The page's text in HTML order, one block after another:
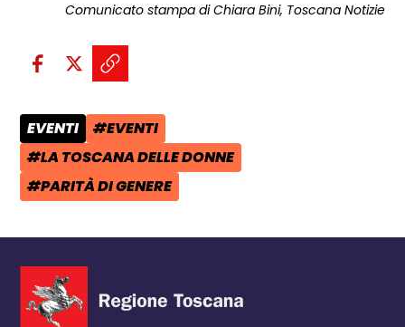
Comunicato stampa di Chiara Bini, Toscana Notizie
Condividi sui social:
Condividi su Facebook - apre
Condividi su X - apre una
Copia il link e condividi -
CATEGORIA POST:
EVENTI TAG:
#EVENTI
TAG:
#LA TOSCANA DELLE DONNE
TAG:
#PARITÀ DI GENERE